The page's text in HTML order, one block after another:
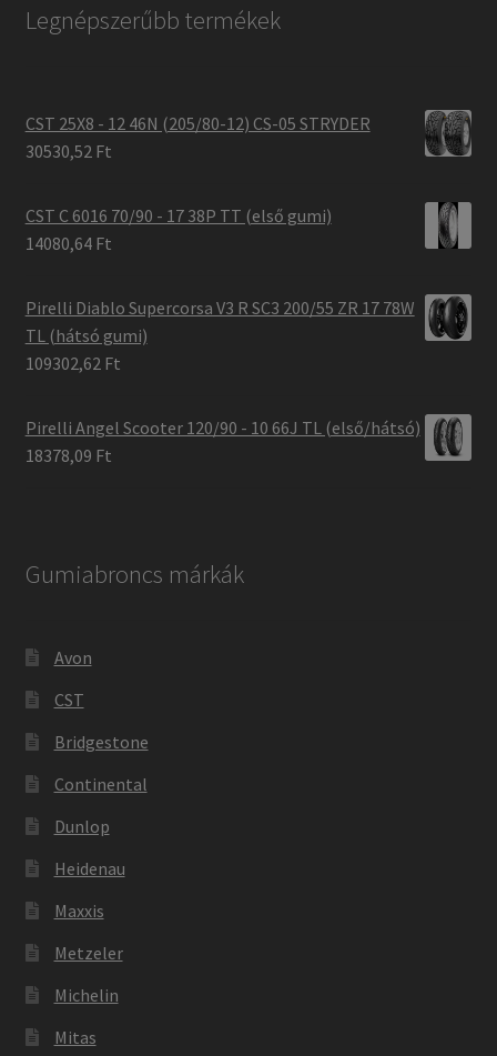
Legnépszerűbb termékek
CST 25X8 - 12 46N (205/80-12) CS-05 STRYDER
30530,52 Ft
CST C 6016 70/90 - 17 38P TT (első gumi)
14080,64 Ft
Pirelli Diablo Supercorsa V3 R SC3 200/55 ZR 17 78W
TL (hátsó gumi)
109302,62 Ft
Pirelli Angel Scooter 120/90 - 10 66J TL (első/hátsó)
18378,09 Ft
Gumiabroncs márkák
Avon
CST
Bridgestone
Continental
Dunlop
Heidenau
Maxxis
Metzeler
Michelin
Mitas